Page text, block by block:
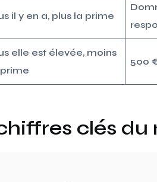
il y en a, plus la prime
elle est élevée, moins
500
clés du